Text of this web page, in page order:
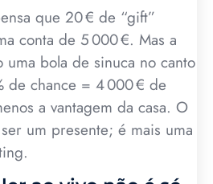
que 20 € de “gift”
conta de 5 000 €. Mas a
uma bola de sinuca no canto
de chance = 4 000 € de
a vantagem da casa. O
um presente; é mais uma